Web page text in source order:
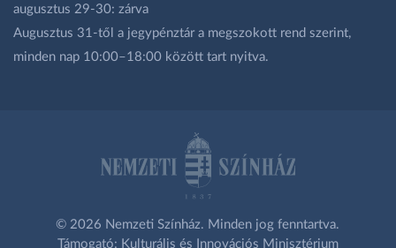
augusztus 29-30: zárva
Augusztus 31-től a jegypénztár a megszokott rend szerint,
minden nap 10:00–18:00 között tart nyitva.
© 2026 Nemzeti Színház. Minden jog fenntartva.
Támogató: Kulturális és Innovációs Minisztérium